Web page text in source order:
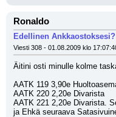
Ronaldo
Edellinen
Viesti 308 - 01.08.2009 klo
Äitini osti minulle kolme
AATK 119 3,90e
AATK 220 2,20e Divarista
AATK 221 2,20e Divarista.
ja Ehkä seuraava